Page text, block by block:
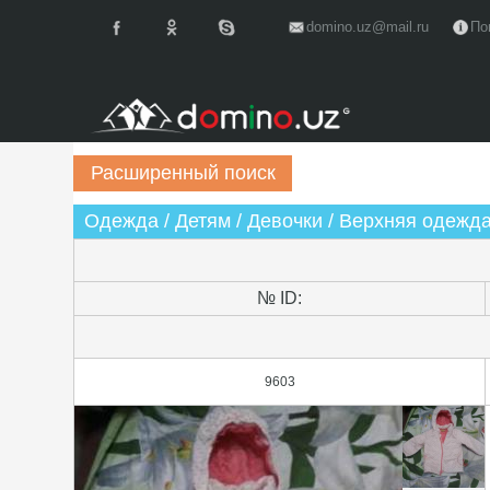
domino.uz@mail.ru
Одежда / Детям / Девочки / Верхняя
№ ID:
9603